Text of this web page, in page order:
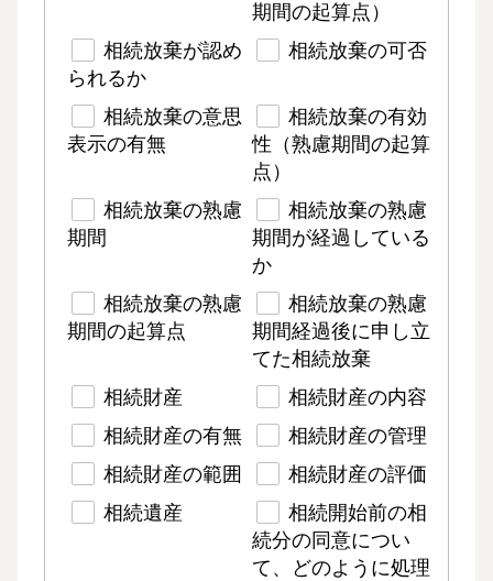
期間の起算点）
相続放棄が認め
られるか
相続放棄の可否
相続放棄の意思
表示の有無
相続放棄の有効
性（熟慮期間の起算
点）
相続放棄の熟慮
期間
相続放棄の熟慮
期間が経過している
か
相続放棄の熟慮
期間の起算点
相続放棄の熟慮
期間経過後に申し立
てた相続放棄
相続財産
相続財産の内容
相続財産の有無
相続財産の管理
相続財産の範囲
相続財産の評価
相続遺産
相続開始前の相
続分の同意につい
て、どのように処理